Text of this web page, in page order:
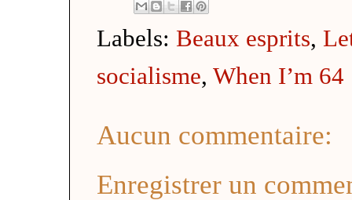
Labels: Beaux esprits,
socialisme, When I’m 64
Aucun commentaire:
Enregistrer un